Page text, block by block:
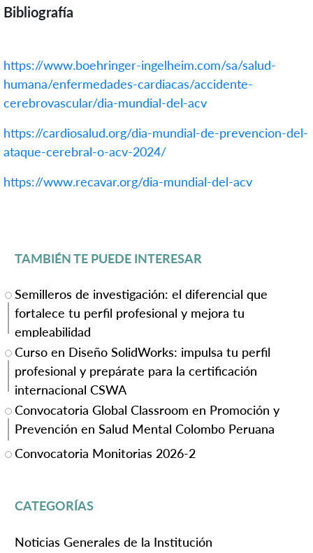
Bibliografía
https://www.boehringer-ingelheim.com/sa/salud-
humana/enfermedades-cardiacas/accidente-
cerebrovascular/dia-mundial-del-acv
https://cardiosalud.org/dia-mundial-de-prevencion-del-
ataque-cerebral-o-acv-2024/
https://www.recavar.org/dia-mundial-del-acv
TAMBIÉN TE PUEDE INTERESAR
Semilleros de investigación: el diferencial que
fortalece tu perfil profesional y mejora tu
empleabilidad
Curso en Diseño SolidWorks: impulsa tu perfil
profesional y prepárate para la certificación
internacional CSWA
Convocatoria Global Classroom en Promoción y
Prevención en Salud Mental Colombo Peruana
Convocatoria Monitorias 2026-2
CATEGORÍAS
Noticias Generales de la Institución